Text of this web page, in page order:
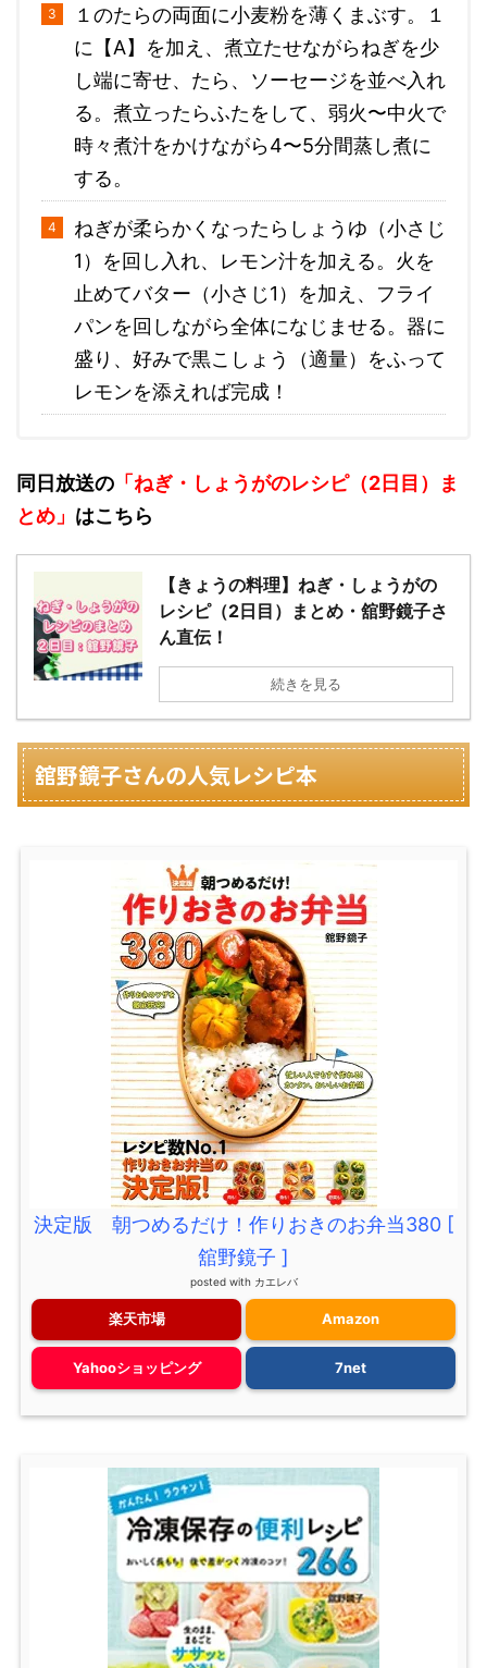
１のたらの両面に小麦粉を薄くまぶす。１
に【A】を加え、煮立たせながらねぎを少
し端に寄せ、たら、ソーセージを並べ入れ
る。煮立ったらふたをして、弱火〜中火で
時々煮汁をかけながら4〜5分間蒸し煮に
する。
ねぎが柔らかくなったらしょうゆ（小さじ
1）を回し入れ、レモン汁を加える。火を
止めてバター（小さじ1）を加え、フライ
パンを回しながら全体になじませる。器に
盛り、好みで黒こしょう（適量）をふって
レモンを添えれば完成！
同日放送の 「ねぎ・しょうがのレシピ（2日目）ま
とめ」 はこちら
【きょうの料理】ねぎ・しょうがの
レシピ（2日目）まとめ・舘野鏡子さ
ん直伝！
続きを見る
舘野鏡子さんの人気レシピ本
決定版 朝つめるだけ！作りおきのお弁当380 [
舘野鏡子 ]
posted with カエレバ
楽天市場 Amazon
Yahooショッピング 7net